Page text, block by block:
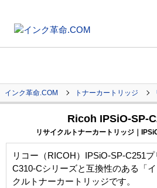
インク革命.COM トナーカートリッジ
Ricoh IPSiO-SP-
リサイクルトナーカートリッジ｜
リコー（RICOH）IPSiO-SP-C251
C310-Cシリーズと互換性のある「
クルトナーカートリッジです。